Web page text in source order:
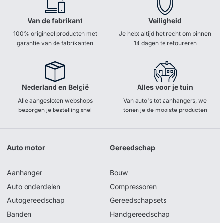
Van de fabrikant
100% origineel producten met
garantie van de fabrikanten
Veiligheid
Je hebt altijd het recht om binnen
14 dagen te retoureren
Nederland en België
Alle aangesloten webshops
bezorgen je bestelling snel
Alles voor je tuin
Van auto's tot aanhangers, we
tonen je de mooiste producten
Auto motor
Aanhanger
Auto onderdelen
Autogereedschap
Banden
Gereedschap
Bouw
Compressoren
Gereedschapsets
Handgereedschap